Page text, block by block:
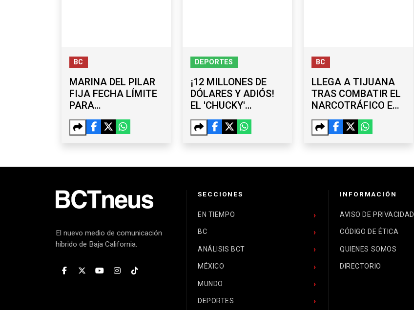
BC
MARINA DEL PILAR
FIJA FECHA LÍMITE
PARA
FUNCIONARIOS QUE
BUSQUEN COMPETIR
DEPORTES
¡12 MILLONES DE
DÓLARES Y ADIÓS!
EL 'CHUCKY'
LOZANO DEJA SAN
DIEGO Y "HUYE" AL
BC
LLEGA A TIJUANA
TRAS COMBATIR EL
NARCOTRÁFICO EN
COLOMBIA; LANCE
HEGERLE ASUME
El nuevo medio de comunicación
híbrido de Baja California.
SECCIONES
EN TIEMPO
BC
ANÁLISIS BCT
MÉXICO
MUNDO
DEPORTES
INFORMACIÓN
AVISO DE PRIVACIDAD
CÓDIGO DE ÉTICA
QUIENES SOMOS
DIRECTORIO